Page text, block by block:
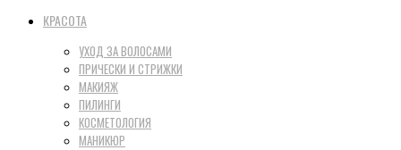
КРАСОТА
УХОД ЗА ВОЛОСАМИ
ПРИЧЕСКИ И СТРИЖКИ
МАКИЯЖ
ПИЛИНГИ
КОСМЕТОЛОГИЯ
МАНИКЮР